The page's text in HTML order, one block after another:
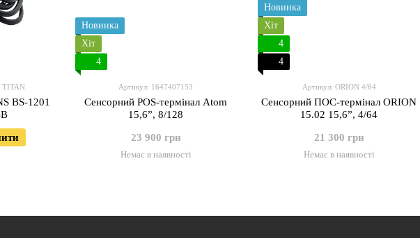
TITAN
BS-1201
Новинка
Хіт
4
Артикул: 1647407153
Сенсорний POS-термінал Atom
15,6”, 8/128
23 900 грн
Немає в наявності
Новинка
Хіт
4
4
Артикул: ORION 4/64
Сенсорний ПОС-термінал ORION
15.02 15,6”, 4/64
21 300 грн
Немає в наявності